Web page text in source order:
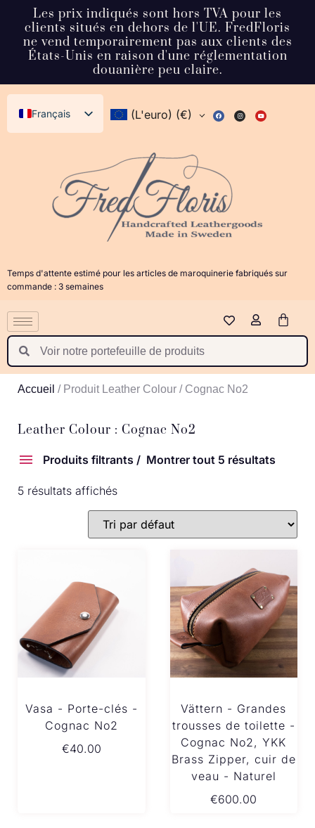
Les prix indiqués sont hors TVA pour les
clients situés en dehors de l'UE. FredFloris
ne vend temporairement pas aux clients des
États-Unis en raison d'une réglementation
douanière peu claire.
Français
English (UK)
Deutsch
Español
Norsk bokmål
Polski
Suomi
Nederlands
Português
(L'euro) (€)
Temps d'attente estimé pour les articles de maroquinerie fabriqués sur
commande : 3 semaines
Accueil / Produit Leather Colour / Cognac No2
Leather Colour : Cognac No2
Produits filtrants Montrer tout 5 résultats
5 résultats affichés
Vasa - Porte-clés -
Cognac No2
€40.00
Vättern - Grandes
trousses de toilette -
Cognac No2, YKK
Brass Zipper, cuir de
veau - Naturel
€600.00